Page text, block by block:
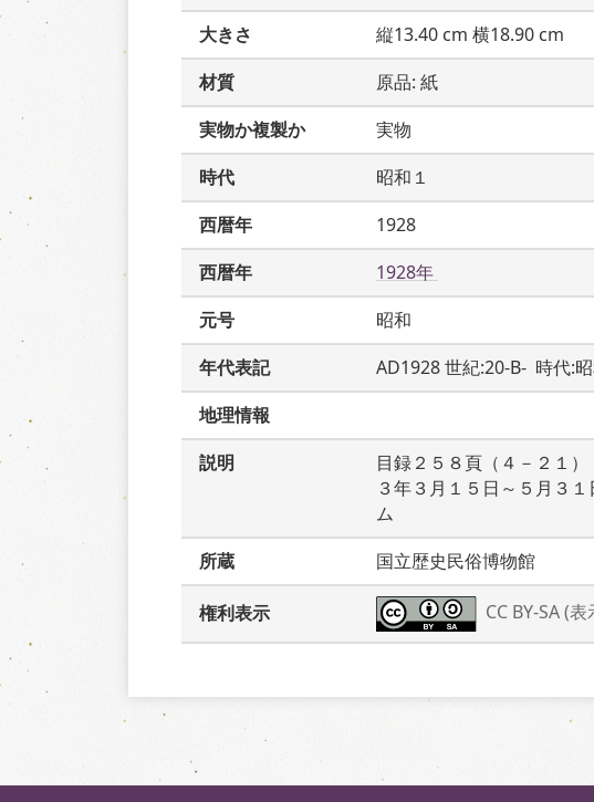
大きさ
縦13.40 cm 横18.90 cm
材質
原品: 紙
実物か複製か
実物
時代
昭和１
西暦年
1928
西暦年
1928年
元号
昭和
年代表記
AD1928 世紀:20-B-  時代:
地理情報
説明
目録２５８頁（４－２１
３年３月１５日～５月３
ム
所蔵
国立歴史民俗博物館
権利表示 CC BY-SA (